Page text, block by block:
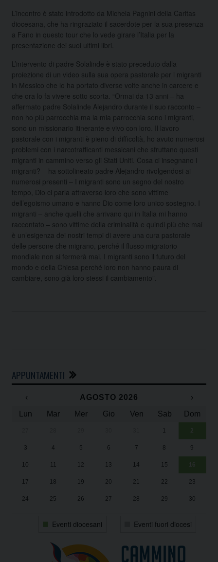
L’incontro è stato introdotto da Michela Pagnini della Caritas
diocesana, che ha ringraziato il sacerdote per la sua presenza
a Fano in questo tour che lo vede girare l’Italia per la
presentazione dei suoi ultimi libri.
L’intervento di padre Solalinde è stato preceduto dalla
proiezione di un video sulla sua opera pastorale per i migranti
in Messico che lo ha portato diverse volte anche in carcere e
che ora lo fa vivere sotto scorta. “Ormai da 13 anni – ha
affermato padre Solalinde Alejandro durante il suo racconto –
non ho più parrocchia ma la mia parrocchia sono i migranti,
sono un missionario itinerante e vivo con loro. Il lavoro
pastorale con i migranti è pieno di difficoltà, ho avuto numerosi
problemi con i narcotrafficanti messicani che sfruttano questi
migranti in cammino verso gli Stati Uniti. Cosa ci insegnano i
migranti? – ha sottolineato padre Alejandro rivolgendosi ai
numerosi presenti – I migranti sono un segno del nostro
tempo, Dio ci parla attraverso loro che sono vittime
dell’egoismo umano e hanno Dio come loro unico sostegno. I
migranti – anche quelli che arrivano qui in Italia mi hanno
raccontato – sono vittime della criminalità e quindi più che mai
è un’esigenza dei nostri tempi di avere una cura pastorale
delle persone che migrano, perché il flusso migratorio
mondiale non si fermerà mai. I migranti sono il futuro del
mondo e della Chiesa perché loro non hanno paura di
cambiare, sono già loro stessi il cambiamento”.
APPUNTAMENTI
‹ AGOSTO 2026
›
Lun
Mar Mer Gio Ven Sab Dom
1 2
3 4 5 6 7 8 9
10 11 12 13 14 15 16
17 18 19 20 21 22 23
24 25 26 27 28 29 30
Eventi diocesani Eventi fuori diocesi